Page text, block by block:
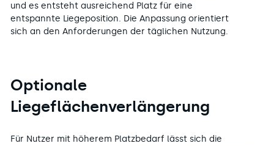
und es entsteht ausreichend Platz für eine
entspannte Liegeposition. Die Anpassung orientiert
sich an den Anforderungen der täglichen Nutzung.
Optionale
Liegeflächenverlängerung
Für Nutzer mit höherem Platzbedarf lässt sich die